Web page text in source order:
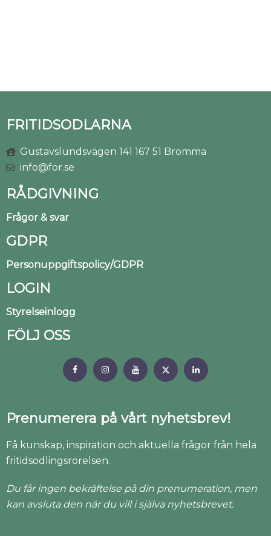
FRITIDSODLARNA
Gustavslundsvägen 141 167 51 Bromma
info@for.se
RÅDGIVNING
Frågor & svar
GDPR
Personuppgiftspolicy/GDPR
LOGIN
Styrelseinlogg
FÖLJ OSS
Prenumerera på vårt nyhetsbrev!
Få kunskap, inspiration och aktuella frågor från hela
fritidsodlingsrörelsen.
Du får ingen bekräftelse på din prenumeration, men
kan avsluta den när du vill i själva nyhetsbrevet.